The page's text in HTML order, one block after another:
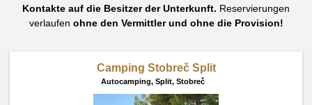
Kontakte auf die Besitzer der Unterkunft. Reservierungen
verlaufen ohne den Vermittler und ohne die Provision!
Camping Stobreč Split
Autocamping, Split, Stobreč